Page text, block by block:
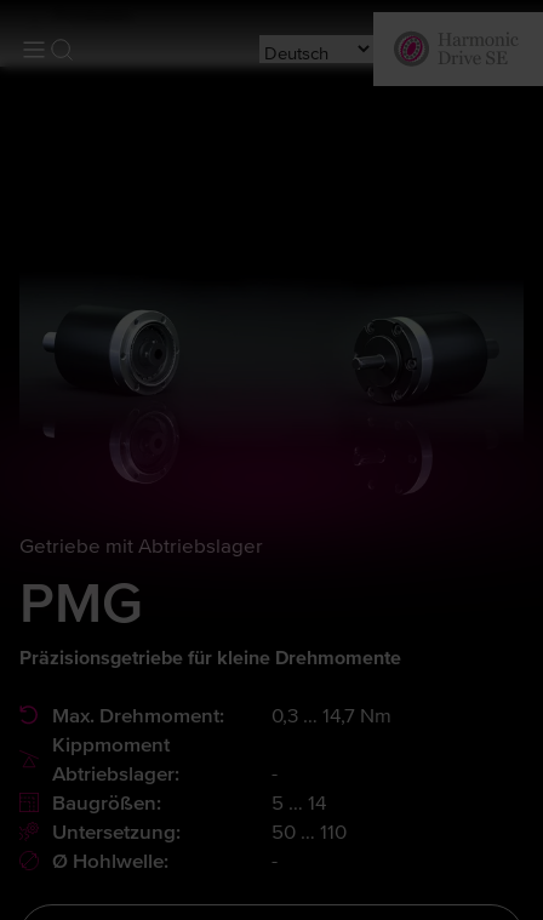
Getriebe mit Abtriebslager
PMG
Präzisionsgetriebe für kleine Drehmomente
Max. Drehmoment:
0,3 … 14,7 Nm
Kippmoment
Abtriebslager:
-
Baugrößen:
5 … 14
Untersetzung:
50 … 110
Ø Hohlwelle:
-